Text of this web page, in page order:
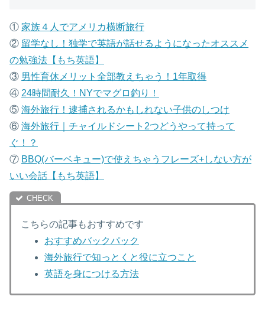
① 家族４人でアメリカ横断旅行
② 留学なし！独学で英語が話せるようになったオススメ
の勉強法【もち英語】
③ 男性育休メリット全部教えちゃう！1年取得
④ 24時間耐久！NYでマグロ釣り！
⑤ 海外旅行！逮捕されるかもしれない子供のしつけ
⑥ 海外旅行｜チャイルドシート2つどうやって持って
ぐ！？
⑦ BBQ(バーベキュー)で使えちゃうフレーズ+しない方が
いい会話【もち英語】
こちらの記事もおすすめです
おすすめバックパック
海外旅行で知っとくと役に立つこと
英語を身につける方法